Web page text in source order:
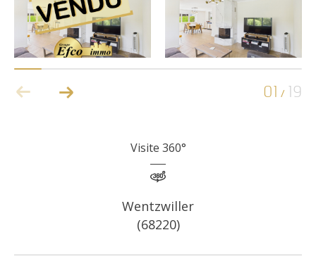
01 / 19
Wentzwiller
(68220)
Visite 360°
TERRASSE PARKING
FILTRER PAR
RECHERCHER